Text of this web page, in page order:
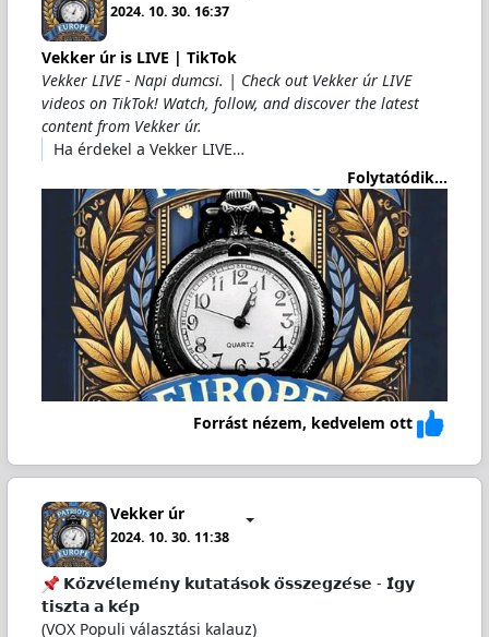
2024. 10. 30. 16:37
Vekker úr is LIVE | TikTok
Vekker LIVE - Napi dumcsi. | Check out Vekker úr LIVE
videos on TikTok! Watch, follow, and discover the latest
content from Vekker úr.
Ha érdekel a Vekker LIVE…
Folytatódik...
Forrást nézem, kedvelem ott
Vekker úr
2024. 10. 30. 11:38
𝗞𝗼̈𝘇𝘃𝗲́𝗹𝗲𝗺𝗲́𝗻𝘆 𝗸𝘂𝘁𝗮𝘁𝗮́𝘀𝗼𝗸 𝗼̈𝘀𝘀𝘇𝗲𝗴𝘇𝗲́𝘀𝗲 - 𝗜́𝗴𝘆
𝘁𝗶𝘀𝘇𝘁𝗮 𝗮 𝗸𝗲́𝗽
(VOX Populi választási kalauz)